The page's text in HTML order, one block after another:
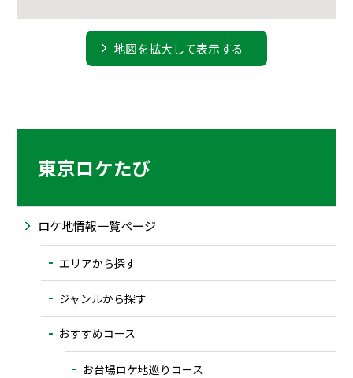
地図を拡大して表示する
東京ロケたび
ロケ地情報一覧ページ
エリアから探す
ジャンルから探す
おすすめコース
お台場ロケ地巡りコース